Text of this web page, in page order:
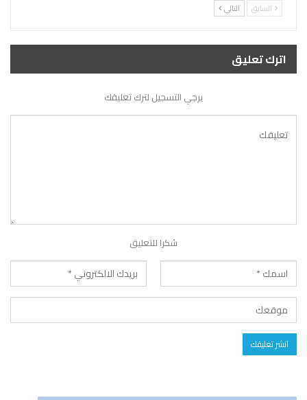
السابق التالي
اترك تعليق
يرجي التسجيل لترك تعليقك
شكرا للتعليق